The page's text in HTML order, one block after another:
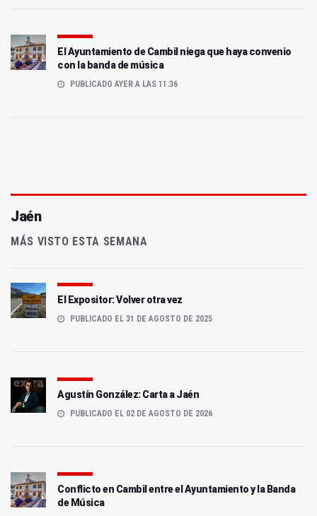
El Ayuntamiento de Cambil niega que haya convenio
con la banda de música
PUBLICADO AYER A LAS 11:36
Jaén
MÁS VISTO ESTA SEMANA
El Expositor: Volver otra vez
PUBLICADO EL 31 DE AGOSTO DE 2025
Agustín González: Carta a Jaén
PUBLICADO EL 02 DE AGOSTO DE 2026
Conflicto en Cambil entre el Ayuntamiento y la Banda
de Música